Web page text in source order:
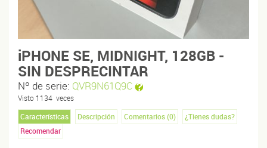
iPHONE SE, MIDNIGHT, 128GB -
SIN DESPRECINTAR
Nº de serie: QVR9N61Q9C
Visto 1134 veces
Características
Descripción Comentarios (0)
¿Tienes dudas?
Recomendar